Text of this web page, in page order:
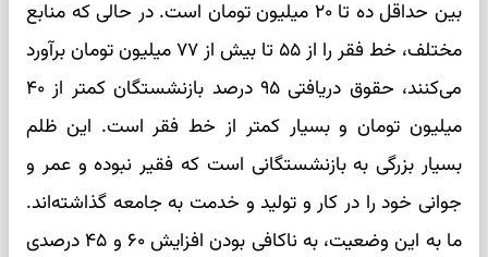
بین حداقل ده تا ۲۰ میلیون تومان است. در حالی که منابع
مختلف، خط فقر را از ۵۵ تا بیش از ۷۷ میلیون تومان برآورد
می‌کنند، حقوق دریافتی ۹۵ درصد بازنشستگان کمتر از ۴۰
میلیون تومان و بسیار کمتر از خط فقر است. این ظلم
بسیار بزرگی به بازنشستگانی است که فقیر نبوده و عمر و
جوانی خود را در کار و تولید و خدمت به جامعه گذاشته‌اند.
ما به این وضعیت، به ناکافی بودن افزایش ۶۰ و ۴۵ درصدی